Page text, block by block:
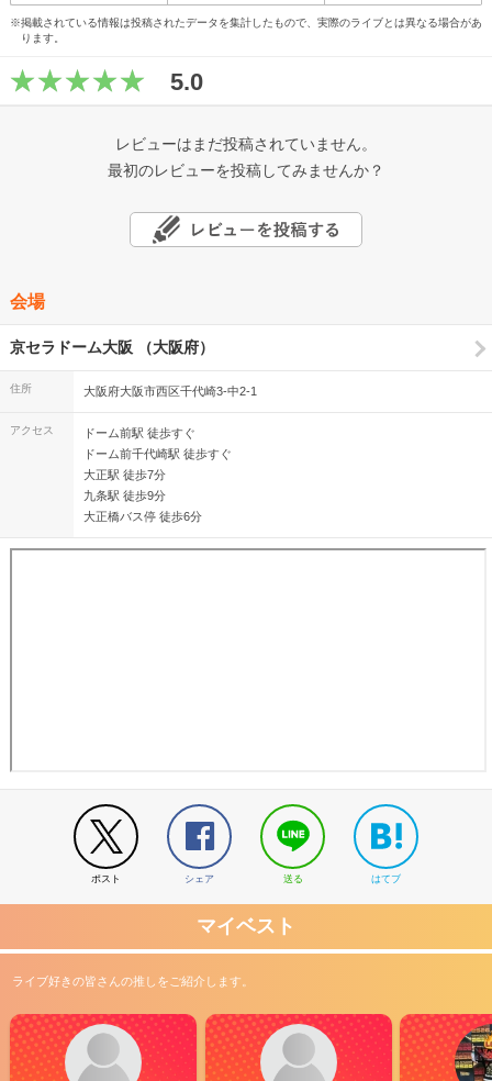
※掲載されている情報は投稿されたデータを集計したもので、実際のライブとは異なる場合があ
ります。
5.0
レビューはまだ投稿されていません。
最初のレビューを投稿してみませんか？
会場
京セラドーム大阪 （大阪府）
住所 大阪府大阪市西区千代崎3-中2-1
アクセス
ドーム前駅 徒歩すぐ
ドーム前千代崎駅 徒歩すぐ
大正駅 徒歩7分
九条駅 徒歩9分
大正橋バス停 徒歩6分
ポスト シェア 送る はてブ
マイベスト
ライブ好きの皆さんの推しをご紹介します。